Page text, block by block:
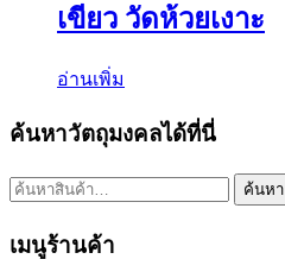
เขียว วัดห้วยเงาะ
อ่านเพิ่ม
ค้นหาวัตถุมงคลได้ที่นี่
ค้นหา: ค้นหา
เมนูร้านค้า